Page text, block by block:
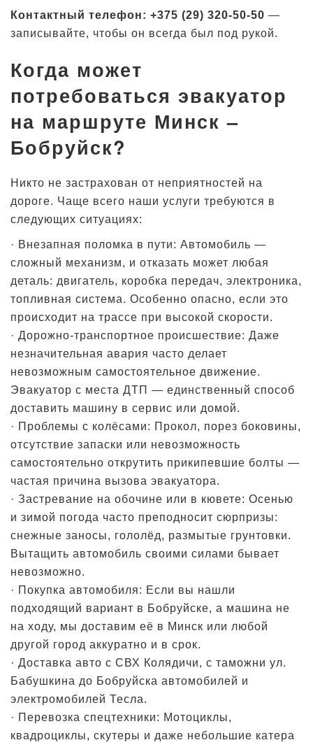
Контактный телефон: +375 (29) 320-50-50 —
записывайте, чтобы он всегда был под рукой.
Когда может
потребоваться эвакуатор
на маршруте Минск –
Бобруйск?
Никто не застрахован от неприятностей на
дороге. Чаще всего наши услуги требуются в
следующих ситуациях:
· Внезапная поломка в пути: Автомобиль —
сложный механизм, и отказать может любая
деталь: двигатель, коробка передач, электроника,
топливная система. Особенно опасно, если это
происходит на трассе при высокой скорости.
· Дорожно-транспортное происшествие: Даже
незначительная авария часто делает
невозможным самостоятельное движение.
Эвакуатор с места ДТП — единственный способ
доставить машину в сервис или домой.
· Проблемы с колёсами: Прокол, порез боковины,
отсутствие запаски или невозможность
самостоятельно открутить прикипевшие болты —
частая причина вызова эвакуатора.
· Застревание на обочине или в кювете: Осенью
и зимой погода часто преподносит сюрпризы:
снежные заносы, гололёд, размытые грунтовки.
Вытащить автомобиль своими силами бывает
невозможно.
· Покупка автомобиля: Если вы нашли
подходящий вариант в Бобруйске, а машина не
на ходу, мы доставим её в Минск или любой
другой город аккуратно и в срок.
· Доставка авто с СВХ Колядичи, с таможни ул.
Бабушкина до Бобруйска автомобилей и
электромобилей Тесла.
· Перевозка спецтехники: Мотоциклы,
квадроциклы, скутеры и даже небольшие катера